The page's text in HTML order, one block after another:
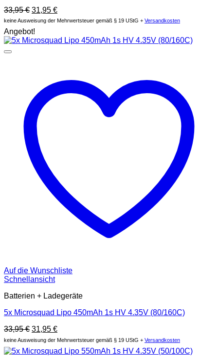
33,95€ Ursprünglicher
Preis
war:
33,95 €
31,95 €Aktueller
Preis
31,95 €.
keine Ausweisung der Mehrwertsteuer gemäß § 19 UStG + Versandkosten
Angebot!
Auf die Wunschliste
Schnellansicht
Batterien + Ladegeräte
5x Microsquad Lipo 450mAh 1s HV 4.35V (80/160C)
33,95€ Ursprünglicher
Preis
33,95 €
31,95 €Aktueller
Preis
ist:
31,95 €.
keine Ausweisung der Mehrwertsteuer gemäß § 19 UStG + Versandkosten